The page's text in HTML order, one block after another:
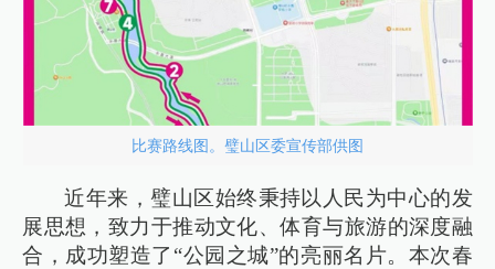
比赛路线图。璧山区委宣传部供图
近年来，璧山区始终秉持以人民为中心的发
展思想，致力于推动文化、体育与旅游的深度融
合，成功塑造了“公园之城”的亮丽名片。本次春